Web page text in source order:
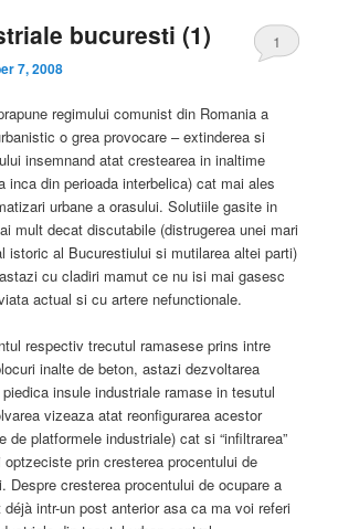
bucuresti (1)
7, 2008
1
regimului comunist din Romania a
o grea provocare – extinderea si
insemnand atat crestearea in inaltime
inca din perioada interbelica) cat mai ales
urbane a orasului. Solutiile gasite in
mult decat discutabile (distrugerea unei mari
istoric al Bucurestiului si mutilarea altei parti)
cu cladiri mamut ce nu isi mai gasesc
actual si cu artere nefunctionale.
respectiv trecutul ramasese prins intre
inalte de beton, astazi dezvoltarea
insule industriale ramase in tesutul
vizeaza atat reonfigurarea acestor
de platformele industriale) cat si “infiltrarea”
prin cresterea procentului de
Despre cresterea procentului de ocupare a
intr-un post anterior asa ca ma voi referi